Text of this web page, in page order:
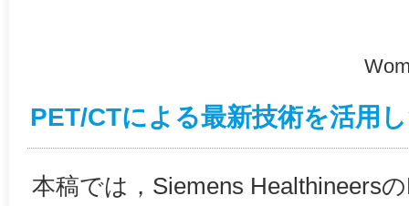
PET/CTによる最新技術を活用
本稿では，Siemens Healthineers